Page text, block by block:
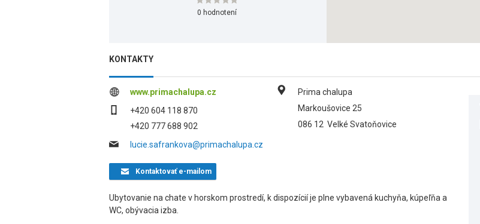
0 hodnotení
KONTAKTY
www.primachalupa.cz
+420 604 118 870
+420 777 688 902
lucie.safrankova@primachalupa.cz
Prima chalupa
Markoušovice 25
086 12 Velké Svatoňovice
Kontaktovaťe-mailom
Ubytovanie na chate v horskom prostredí, k dispozícií je plne vybavená kuchyňa, kúpeľňa a
WC, obývacia izba.